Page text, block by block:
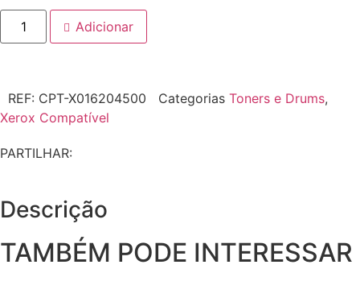
Adicionar
REF: CPT-X016204500 Categorias Toners e Drums,
Xerox Compatível
PARTILHAR:
Descrição
TAMBÉM PODE INTERESSAR